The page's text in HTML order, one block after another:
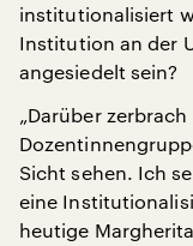
institutionalisiert
Institution an der
angesiedelt sein?
„Darüber
Sicht sehen. Ich
eine
heutige